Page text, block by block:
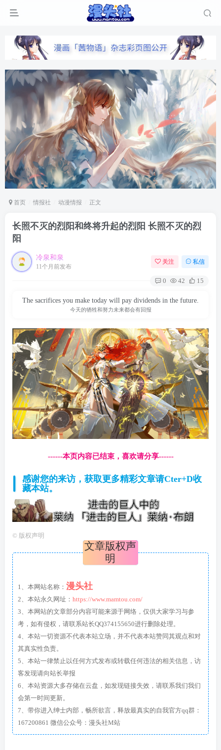
首页 情报社 动漫情报 正文
长照不灭的烈阳和终将升起的烈阳 长照不灭的烈
阳
冷泉和泉
11个月前发布
关注 私信
0 42 15
The sacrifices you make today will pay dividends in the future.
今天的牺牲和努力未来都会有回报
------本页内容已结束，喜欢请分享------
感谢您的来访，获取更多精彩文章请Cter+D收
藏本站。
© 版权声明
文章版权声
明
1、本网站名称： 漫头社
2、本站永久网址： https://www.mamtou.com/
3、本网站的文章部分内容可能来源于网络，仅供大家学习与参
考，如有侵权，请联系站长QQ374155650进行删除处理。
4、本站一切资源不代表本站立场，并不代表本站赞同其观点和对
其真实性负责。
5、本站一律禁止以任何方式发布或转载任何违法的相关信息，访
客发现请向站长举报
6、本站资源大多存储在云盘，如发现链接失效，请联系我们我们
会第一时间更新。
7、带你进入绅士内部，畅所欲言，释放最真实的自我官方qq群：
167200861 微信公众号：漫头社M站